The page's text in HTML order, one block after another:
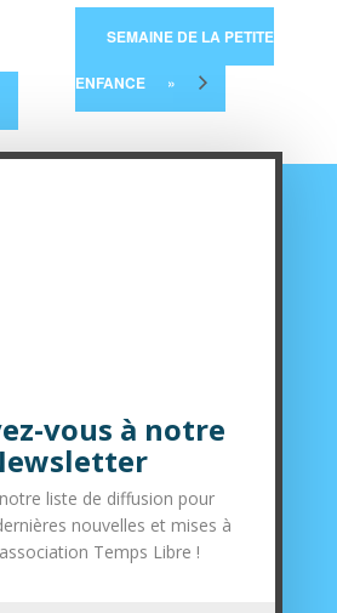
SEMAINE DE LA PETITE
ENFANCE »
Malgoirès
sur nos réseaux sociaux
vous à notre
liste de diffusion pour
nouvelles et mises à
Temps Libre !